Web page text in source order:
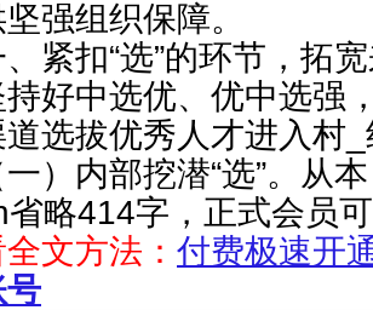
强组织保障。
、紧扣“选”的环节，拓
持好中选优、优中选强
道选拔优秀人才进入村
一）内部挖潜“选”。
省略414字，正式会员
文方法： 付费极速开
号